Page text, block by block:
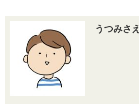
うつみさえ